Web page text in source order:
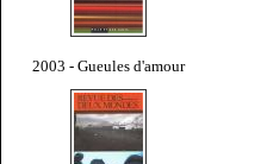
2003 - Gueules d'amour